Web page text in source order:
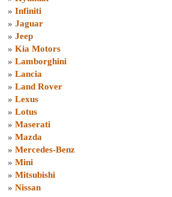
» Infiniti
» Jaguar
» Jeep
» Kia Motors
» Lamborghini
» Lancia
» Land Rover
» Lexus
» Lotus
» Maserati
» Mazda
» Mercedes-Benz
» Mini
» Mitsubishi
» Nissan